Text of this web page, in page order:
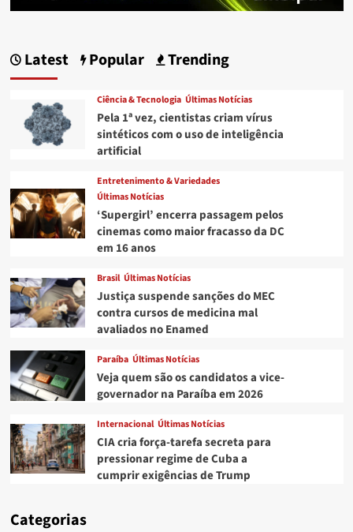
Latest Popular Trending
Ciência & Tecnologia Últimas Notícias
Pela 1ª vez, cientistas criam vírus
sintéticos com o uso de inteligência
artificial
Entretenimento & Variedades
Últimas Notícias
‘Supergirl’ encerra passagem pelos
cinemas como maior fracasso da DC
em 16 anos
Brasil Últimas Notícias
Justiça suspende sanções do MEC
contra cursos de medicina mal
avaliados no Enamed
Paraíba Últimas Notícias
Veja quem são os candidatos a vice-
governador na Paraíba em 2026
Internacional Últimas Notícias
CIA cria força-tarefa secreta para
pressionar regime de Cuba a
cumprir exigências de Trump
Categorias